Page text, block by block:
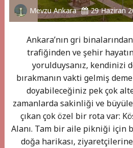
Mevzu Ankara 29 Haziran
Ankara’nın gri
trafiğinden ve şehir
yorulduysanız, kendinizi
bırakmanın vakti gelmiş
doyabileceğiniz pek çok
zamanlarda sakinliği ve
çıkan çok özel bir rota var:
Alanı. Tam bir aile pikniği için
doğa harikası,